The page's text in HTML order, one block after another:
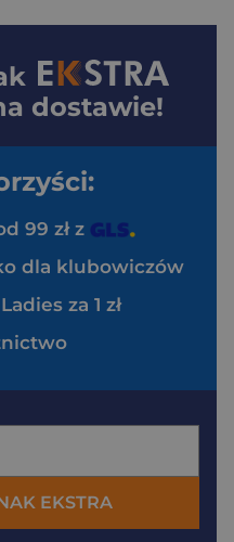
dostawie!
99 zł z
dla klubowiczów
za 1 zł
EKSTRA